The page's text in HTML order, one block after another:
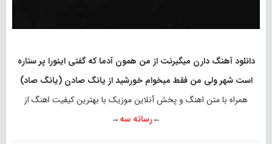
دانلود آهنگ دارن میگیرنت از من همون آدما که گفتی اینورا پر ستاره
است شهر ولی من فقط میخوام خورشید از یانگ صادن (یانگ صاد)
همراه با متن اهنگ و پخش آنلاین موزیک با بهترین کیفیت اهنگ از
←رسانه سه→